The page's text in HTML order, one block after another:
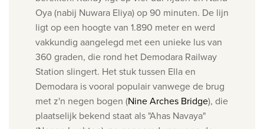
Oya (nabij Nuwara Eliya) op 90 minuten. De lijn
ligt op een hoogte van 1.890 meter en werd
vakkundig aangelegd met een unieke lus van
360 graden, die rond het Demodara Railway
Station slingert. Het stuk tussen Ella en
Demodara is vooral populair vanwege de brug
met z'n negen bogen (Nine Arches Bridge), die
plaatselijk bekend staat als "Ahas Navaya"